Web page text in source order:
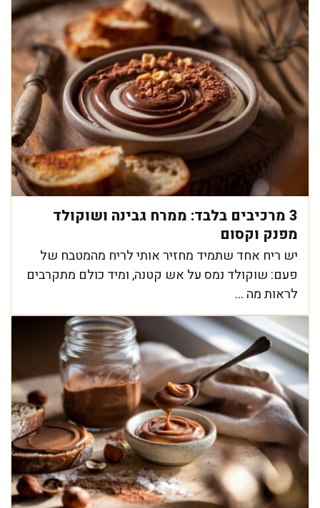
3 מרכיבים בלבד: ממרח גבינה ושוקולד
מפנק וקסום
יש ריח אחד שתמיד מחזיר אותי לריח מהמטבח של
פעם: שוקולד נמס על אש קטנה, ומיד כולם מתקרבים
לראות מה ...